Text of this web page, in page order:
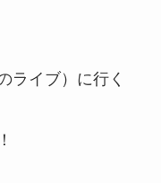
ライブ）に行く